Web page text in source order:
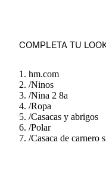
COMPLETA TU
hm.com
/Ninos
/Nina 2 8a
/Ropa
/Casacas y abrigos
/Polar
/Casaca de carnero